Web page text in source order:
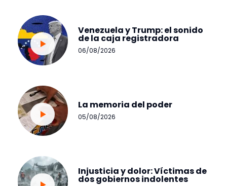
Venezuela y Trump: el sonido
de la caja registradora
06/08/2026
La memoria del poder
05/08/2026
Injusticia y dolor: Víctimas de
dos gobiernos indolentes